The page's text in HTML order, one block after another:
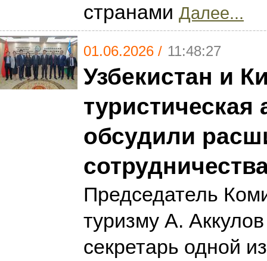
странами Далее...
01.06.2026 / 11:48:27
Узбекистан и
туристическая
обсудили
Председатель
туризму А.
секретарь одной